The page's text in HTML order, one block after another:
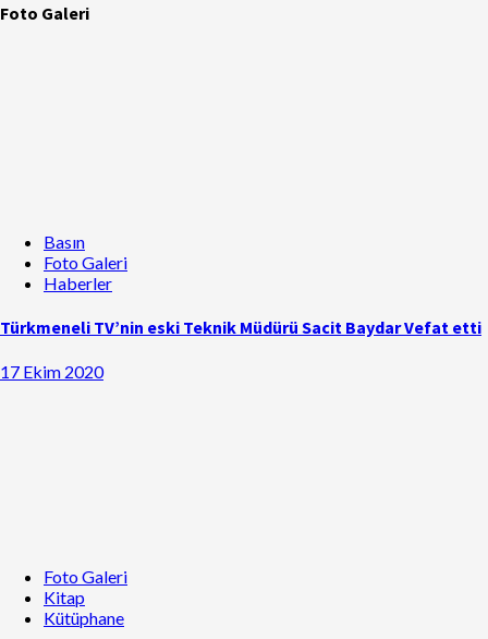
Foto Galeri
Basın
Foto Galeri
Haberler
Türkmeneli TV’nin eski Teknik Müdürü Sacit Baydar Vefat etti
17 Ekim 2020
Foto Galeri
Kitap
Kütüphane